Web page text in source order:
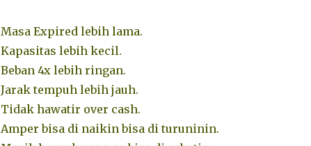
Masa Expired lebih lama.
Kapasitas lebih kecil.
Beban 4x lebih ringan.
Jarak tempuh lebih jauh.
Tidak hawatir over cash.
Amper bisa di naikin bisa di turuninin.